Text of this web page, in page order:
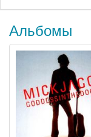
Альбомы